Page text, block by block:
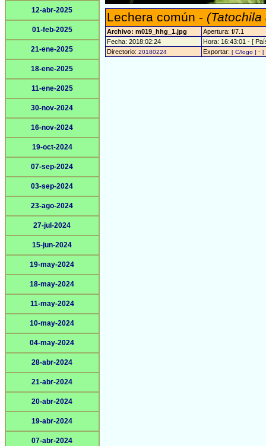
12-abr-2025
01-feb-2025
21-ene-2025
18-ene-2025
11-ene-2025
30-nov-2024
16-nov-2024
19-oct-2024
07-sep-2024
03-sep-2024
23-ago-2024
27-jul-2024
15-jun-2024
19-may-2024
18-may-2024
11-may-2024
10-may-2024
04-may-2024
28-abr-2024
21-abr-2024
20-abr-2024
19-abr-2024
07-abr-2024
Lechera común -
Archivo: m019_hhg_1.jpg
Apertura: f/7.1
Fecha: 2018:02:24
Hora: 16:43:01 - [
Directorio: 20180224 Exportar: [ C/logo ] - [